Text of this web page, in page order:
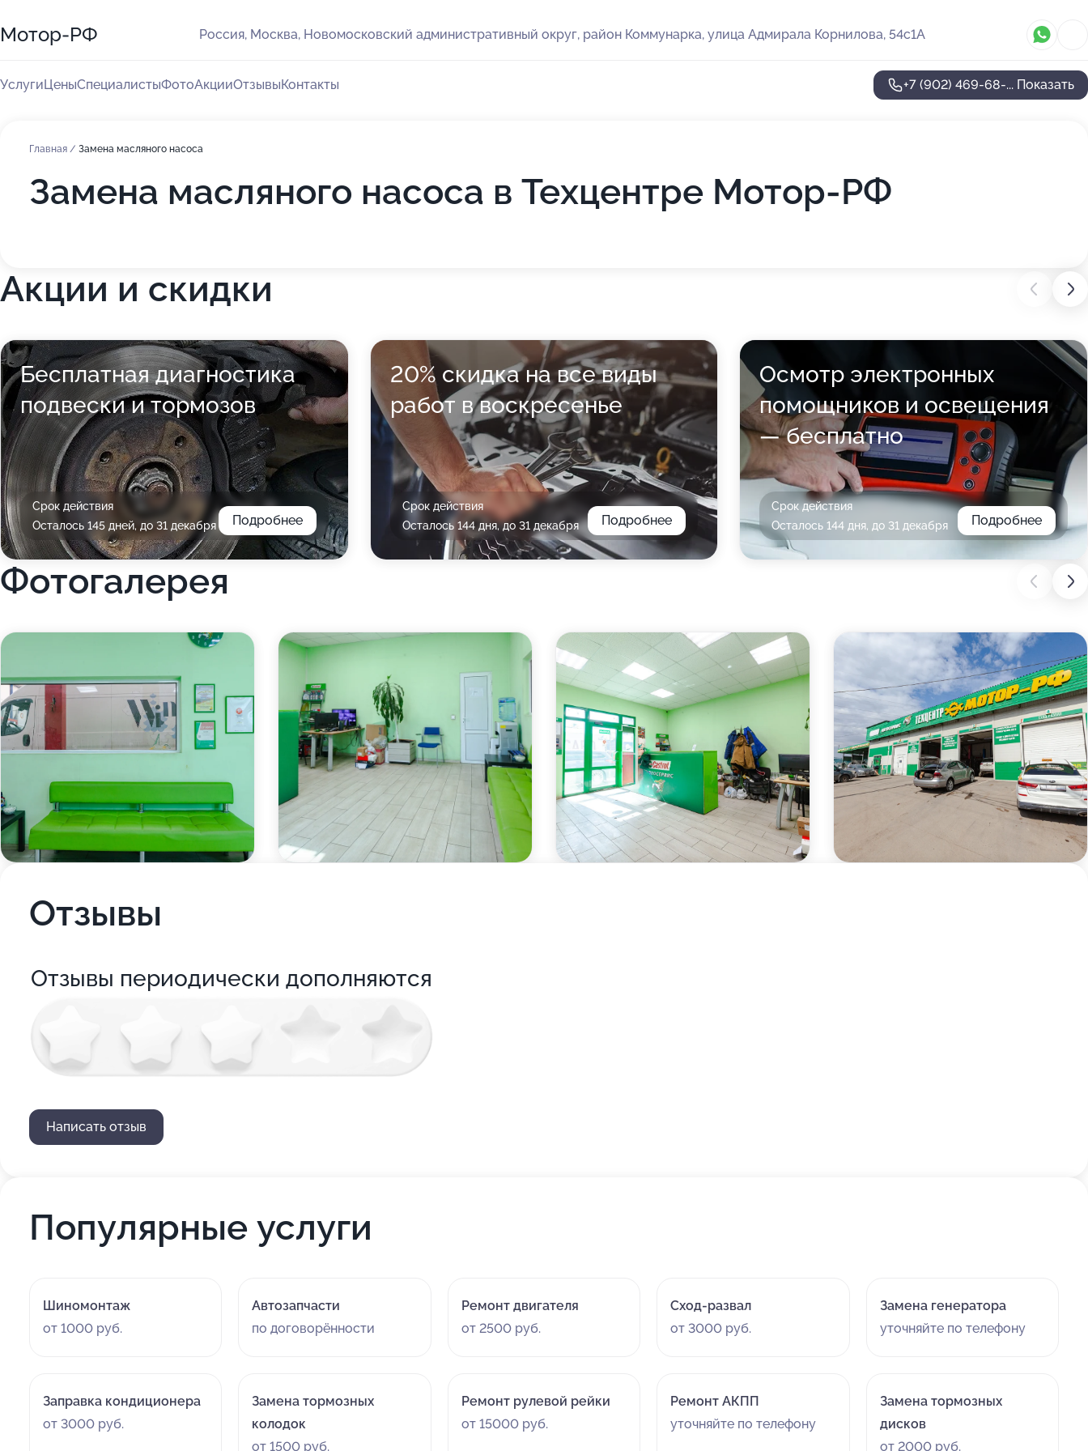
Мотор-РФ Россия, Москва, Новомосковский административный округ, район Коммунарка, улица Адмирала Корнилова, 54с1А
УслугиЦеныСпециалистыФотоАкцииОтзывыКонтакты +7 (902) 469-68-... Показать
Главная / Замена масляного насоса
Замена масляного насоса в Техцентре Мотор-РФ
Акции и скидки
Бесплатная диагностика
подвески и тормозов
Срок действия
Осталось 145 дней, до 31 декабря
Подробнее
20% скидка на все виды
работ в воскресенье
Срок действия
Осталось 144 дня, до 31 декабря
Подробнее
Осмотр электронных
помощников и освещения
— бесплатно
Срок действия
Осталось 144 дня, до 31 декабря
Подробнее
Фотогалерея
Отзывы
Отзывы периодически дополняются
Написать отзыв
Популярные услуги
Шиномонтаж
от 1000 руб.
Автозапчасти
по договорённости
Ремонт двигателя
от 2500 руб.
Сход-развал
от 3000 руб.
Замена генератора
уточняйте по телефону
Заправка кондиционера
от 3000 руб.
Замена тормозных
колодок
от 1500 руб.
Ремонт рулевой рейки
от 15000 руб.
Ремонт АКПП
уточняйте по телефону
Замена тормозных
дисков
от 2000 руб.